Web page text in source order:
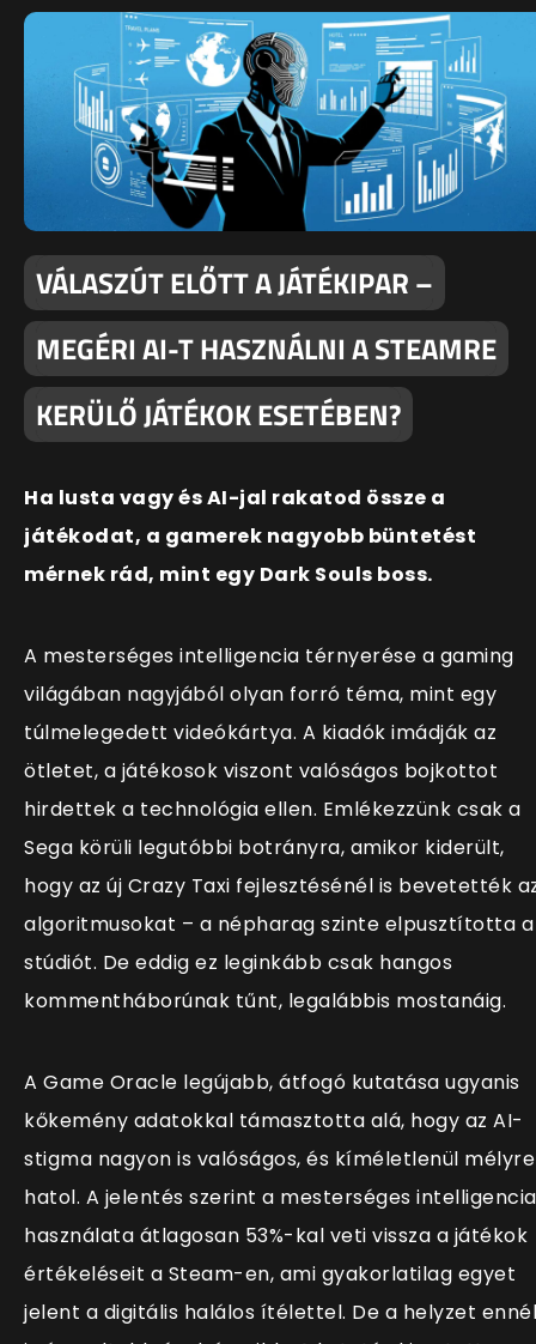
VÁLASZÚT ELŐTT A JÁTÉKIPAR –
MEGÉRI AI-T HASZNÁLNI A STEAMRE
KERÜLŐ JÁTÉKOK ESETÉBEN?
Ha lusta vagy és AI-jal rakatod össze a
játékodat, a gamerek nagyobb büntetést
mérnek rád, mint egy Dark Souls boss.
A mesterséges intelligencia térnyerése a gaming
világában nagyjából olyan forró téma, mint egy
túlmelegedett videókártya. A kiadók imádják az
ötletet, a játékosok viszont valóságos bojkottot
hirdettek a technológia ellen. Emlékezzünk csak a
Sega körüli legutóbbi botrányra, amikor kiderült,
hogy az új Crazy Taxi fejlesztésénél is bevetették
algoritmusokat – a népharag szinte elpusztította a
stúdiót. De eddig ez leginkább csak hangos
kommentháborúnak tűnt, legalábbis mostanáig.
A Game Oracle legújabb, átfogó kutatása ugyanis
kőkemény adatokkal támasztotta alá, hogy az AI-
stigma nagyon is valóságos, és kíméletlenül mélyre
hatol. A jelentés szerint a mesterséges intelligencia
használata átlagosan 53%-kal veti vissza a játékok
értékeléseit a Steam-en, ami gyakorlatilag egyet
jelent a digitális halálos ítélettel. De a helyzet ennél